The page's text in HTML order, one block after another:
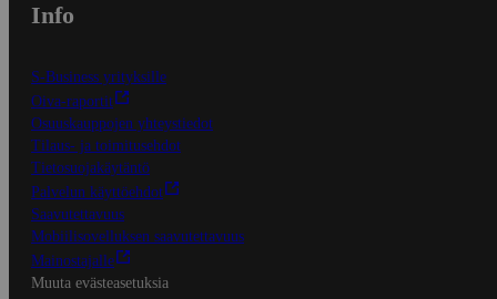
Info
S-Business yrityksille
Oiva-raportit
Osuuskauppojen yhteystiedot
Tilaus- ja toimitusehdot
Tietosuojakäytäntö
Palvelun käyttöehdot
Saavutettavuus
Mobiilisovelluksen saavutettavuus
Mainostajalle
Muuta evästeasetuksia